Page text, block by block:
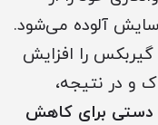
سایش آلوده می‌شود.
را افزایش
و در نتیجه،
دستی برای کاهش